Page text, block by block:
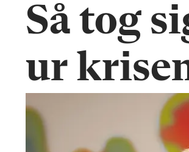
Så tog
ur